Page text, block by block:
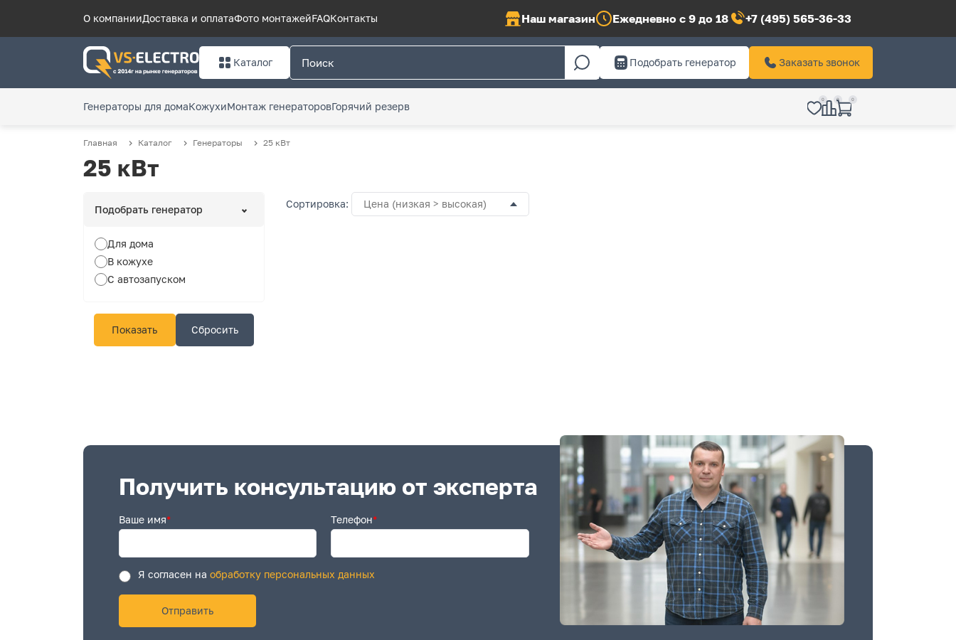
О компанииДоставка и оплатаФото монтажейFAQКонтакты Наш магазин Ежедневно с 9 до 18 +7 (495) 565-36-33
Каталог Подобрать генератор Заказать звонок
Генераторы для домаКожухиМонтаж генераторовГорячий резерв
0 0 0
Главная Каталог Генераторы 25 кВт
25 кВт
Подобрать генератор
Для дома
В кожухе
С автозапуском
Сортировка: Цена (низкая > высокая)
Получить консультацию от эксперта
Ваше имя* Телефон*
Я согласен на обработку персональных данных